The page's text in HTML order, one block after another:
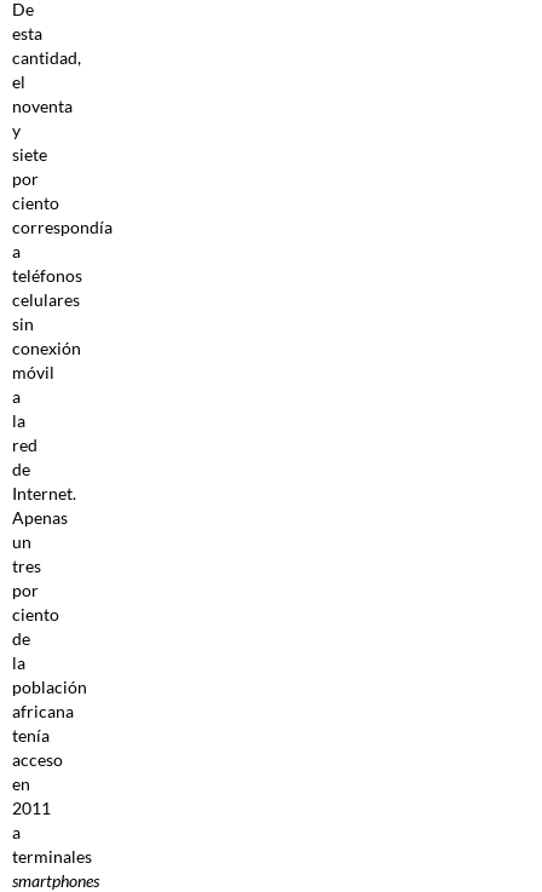
De
esta
cantidad,
el
noventa
y
siete
por
ciento
correspondía
a
teléfonos
celulares
sin
conexión
móvil
a
la
red
de
Internet.
Apenas
un
tres
por
ciento
de
la
población
africana
tenía
acceso
en
2011
a
terminales
smartphones